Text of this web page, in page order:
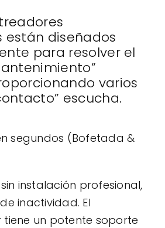
están diseñados
para resolver el
varios
escucha.
segundos (Bofetada &
instalación profesional,
inactividad. El
un potente soporte